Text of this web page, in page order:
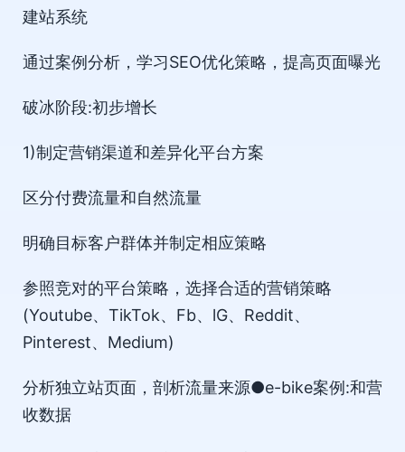
建站系统
通过案例分析，学习SEO优化策略，提高页面曝光
破冰阶段:初步增长
1)制定营销渠道和差异化平台方案
区分付费流量和自然流量
明确目标客户群体并制定相应策略
参照竞对的平台策略，选择合适的营销策略
(Youtube、TikTok、Fb、lG、Reddit、
Pinterest、Medium)
分析独立站页面，剖析流量来源●e-bike案例:和营
收数据